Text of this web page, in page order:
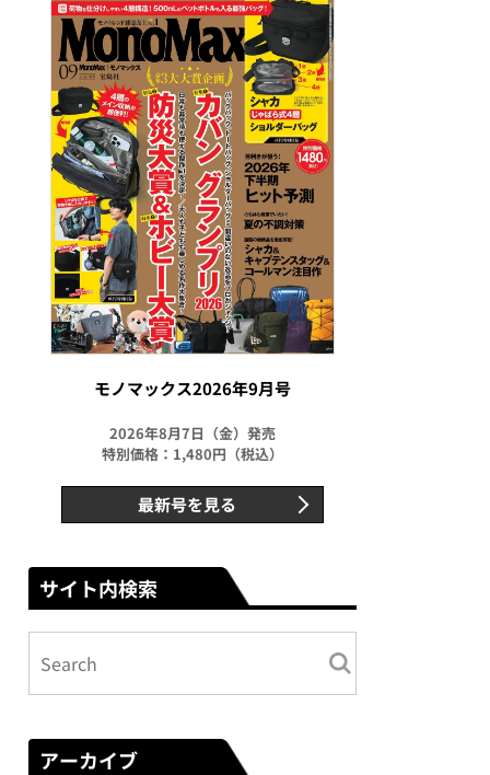
モノマックス2026年9月号
2026年8月7日（金）発売
特別価格：1,480円（税込）
最新号を見る
サイト内検索
アーカイブ